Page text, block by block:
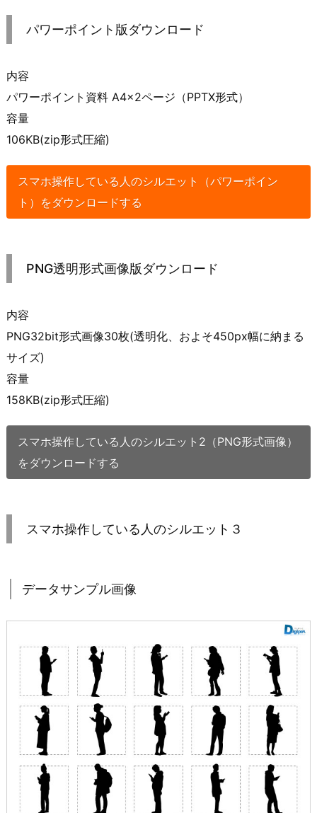
パワーポイント版ダウンロード
内容
パワーポイント資料 A4×2ページ（PPTX形式）
容量
106KB(zip形式圧縮)
スマホ操作している人のシルエット（パワーポイン
ト）をダウンロードする
PNG透明形式画像版ダウンロード
内容
PNG32bit形式画像30枚(透明化、およそ450px幅に納まる
サイズ)
容量
158KB(zip形式圧縮)
スマホ操作している人のシルエット2（PNG形式画像）
をダウンロードする
スマホ操作している人のシルエット３
データサンプル画像